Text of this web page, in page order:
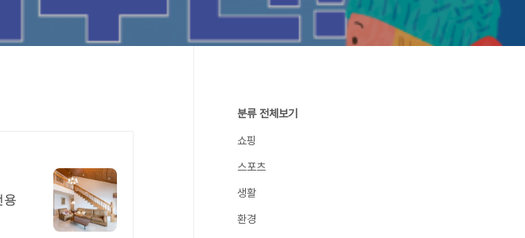
용
분류 전체보기
쇼핑
스포츠
생활
환경